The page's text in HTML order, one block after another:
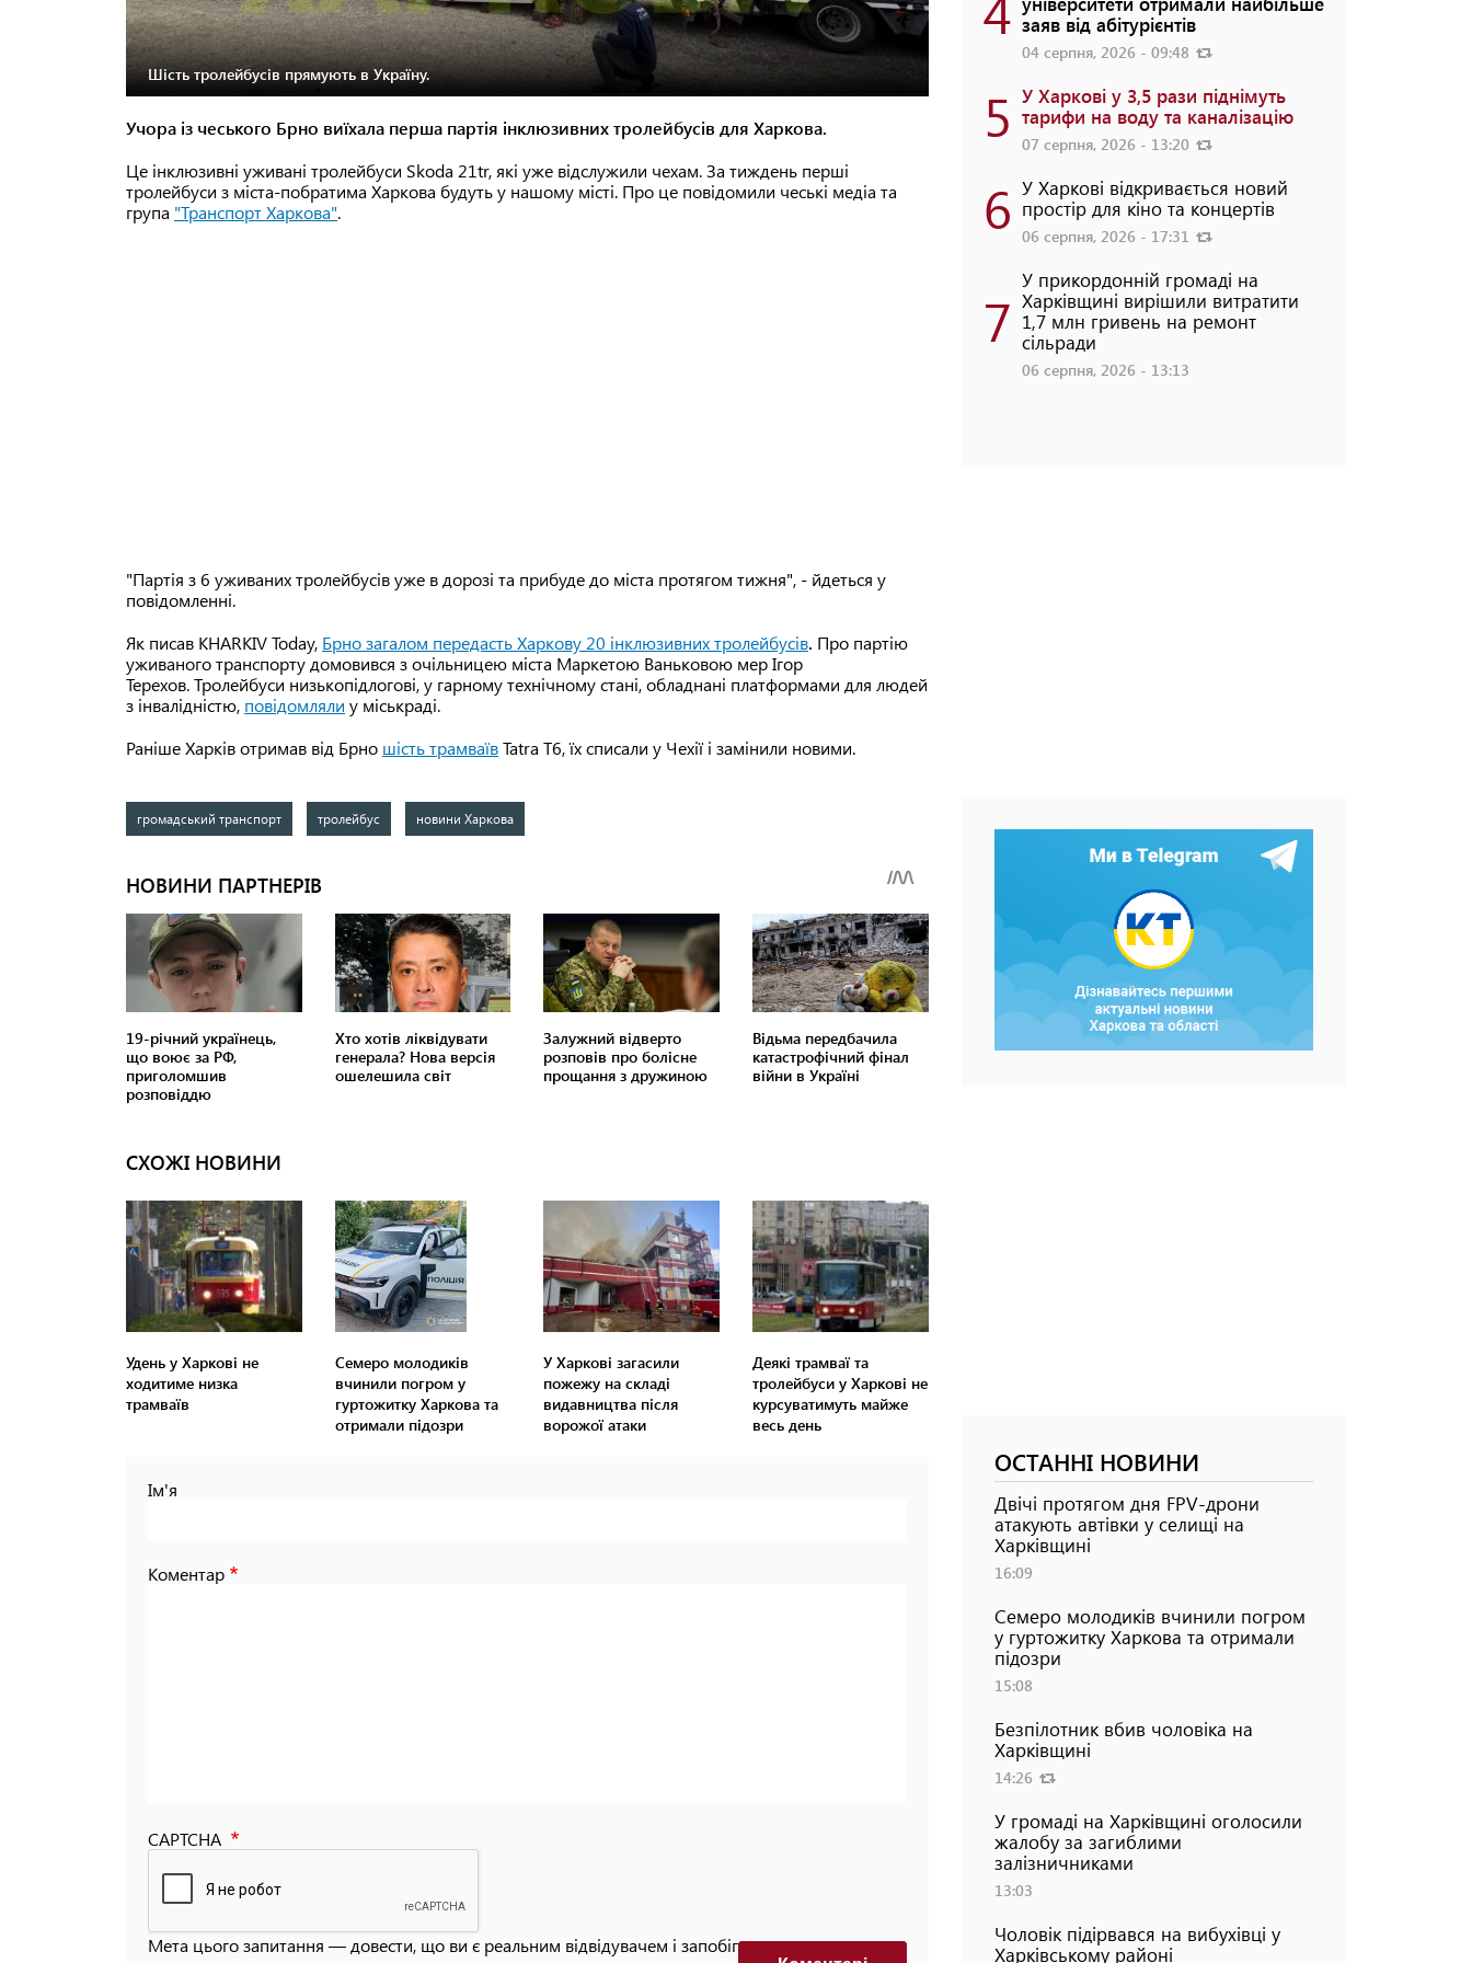
Шість тролейбусів прямують в Україну.
Учора із чеського Брно виїхала перша партія інклюзивних тролейбусів для Харкова.
Це інклюзивні уживані тролейбуси Skoda 21tr, які уже відслужили чехам. За тиждень перші
тролейбуси з міста-побратима Харкова будуть у нашому місті. Про це повідомили чеські медіа та
група "Транспорт Харкова".
"Партія з 6 уживаних тролейбусів уже в дорозі та прибуде до міста протягом тижня", - йдеться у
повідомленні.
Як писав KHARKIV Today, Брно загалом передасть Харкову 20 інклюзивних тролейбусів. Про партію
уживаного транспорту домовився з очільницею міста Маркетою Ваньковою мер Ігор
Терехов. Тролейбуси низькопідлогові, у гарному технічному стані, обладнані платформами для людей
з інвалідністю, повідомляли у міськраді.
Раніше Харків отримав від Брно шість трамваївTatra Т6, їх списали у Чехії і замінили новими.
громадський транспорт тролейбус новини Харкова
СХОЖІ НОВИНИ
Удень у Харкові не
ходитиме низка
трамваїв
Семеро молодиків
вчинили погром у
гуртожитку Харкова та
отримали підозри
У Харкові загасили
пожежу на складі
видавництва після
ворожої атаки
Деякі трамваї та
тролейбуси у Харкові не
курсуватимуть майже
весь день
Ім'я
Коментар
CAPTCHA
Мета цього запитання — довести, що ви є реальним відвідувачем і запобігти автоматизованим
заяв від абітурієнтів
04 серпня, 2026 - 09:48
5 У Харкові у 3,5 рази піднімуть
тарифи на воду та каналізацію
07 серпня, 2026 - 13:20
6 У Харкові відкривається новий
простір для кіно та концертів
06 серпня, 2026 - 17:31
7
У прикордонній громаді на
Харківщині вирішили витратити
1,7 млн гривень на ремонт
сільради
06 серпня, 2026 - 13:13
ОСТАННІ НОВИНИ
Двічі протягом дня FPV-дрони
атакують автівки у селищі на
Харківщині
16:09
Семеро молодиків вчинили погром
у гуртожитку Харкова та отримали
підозри
15:08
Безпілотник вбив чоловіка на
Харківщині
14:26
У громаді на Харківщині оголосили
жалобу за загиблими
залізничниками
13:03
Чоловік підірвався на вибухівці у
Харківському районі